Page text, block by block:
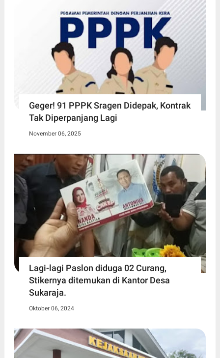
Geger! 91 PPPK Sragen Didepak, Kontrak
Tak Diperpanjang Lagi
November 06, 2025
Lagi-lagi Paslon diduga 02 Curang,
Stikernya ditemukan di Kantor Desa
Sukaraja.
Oktober 06, 2024